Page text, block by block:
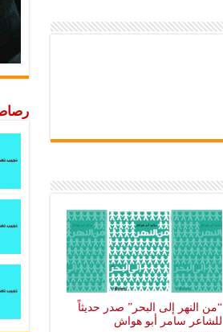
“من النهر إلى البحر” صدر حديثاً
للشاعر سامر أبو هواش